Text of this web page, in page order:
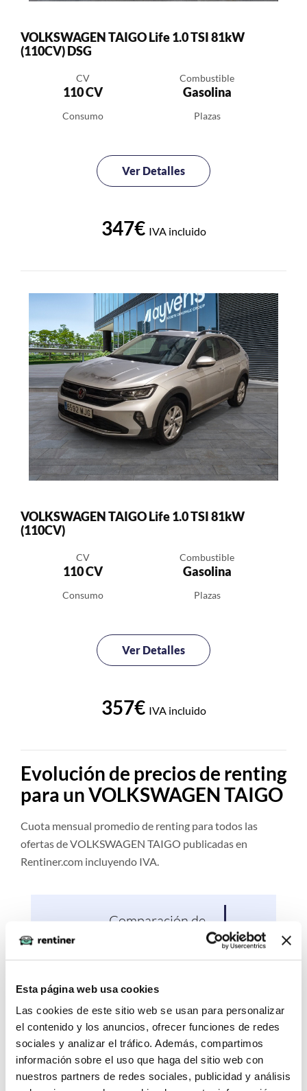
Esta página web usa cookies
Las cookies de este sitio web se usan para personalizar
el contenido y los anuncios, ofrecer funciones de redes
sociales y analizar el tráfico. Además, compartimos
información sobre el uso que haga del sitio web con
nuestros partners de redes sociales, publicidad y análisis
VOLKSWAGEN TAIGO Life 1.0 TSI 81kW
(110CV) DSG
CV
110 CV
Combustible
Gasolina
Consumo Plazas
Ver Detalles
347€ IVA incluido
VOLKSWAGEN TAIGO Life 1.0 TSI 81kW
(110CV)
CV
110 CV
Combustible
Gasolina
Consumo Plazas
Ver Detalles
357€ IVA incluido
Evolución de precios de renting
para un VOLKSWAGEN TAIGO
Cuota mensual promedio de renting para todos las
ofertas de VOLKSWAGEN TAIGO publicadas en
Rentiner.com incluyendo IVA.
Comparación de
¿Cómo contratar un renting
para un VOLKSWAGEN
TAIGO?